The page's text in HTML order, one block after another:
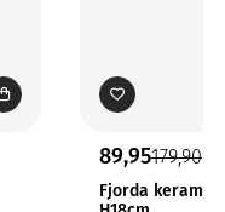
89,95179,90
Fjorda